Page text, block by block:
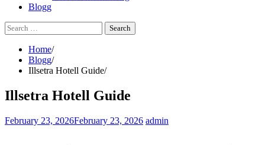
Blogg
Search
for:
Home
Blogg
Illsetra Hotell Guide
Illsetra Hotell Guide
February 23, 2026February 23, 2026 admin